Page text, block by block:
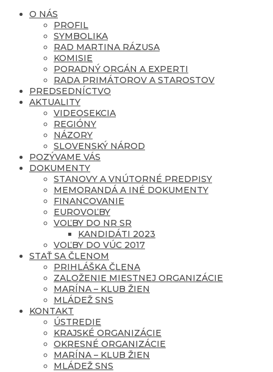
O NÁS
PROFIL
SYMBOLIKA
RAD MARTINA RÁZUSA
KOMISIE
PORADNÝ ORGÁN A EXPERTI
RADA PRIMÁTOROV A STAROSTOV
PREDSEDNÍCTVO
AKTUALITY
VIDEOSEKCIA
REGIÓNY
NÁZORY
SLOVENSKÝ NÁROD
POZÝVAME VÁS
DOKUMENTY
STANOVY A VNÚTORNÉ PREDPISY
MEMORANDÁ A INÉ DOKUMENTY
FINANCOVANIE
EUROVOĽBY
VOĽBY DO NR SR
KANDIDÁTI 2023
VOĽBY DO VÚC 2017
STAŤ SA ČLENOM
PRIHLÁŠKA ČLENA
ZALOŽENIE MIESTNEJ ORGANIZÁCIE
MARÍNA – KLUB ŽIEN
MLÁDEŽ SNS
KONTAKT
ÚSTREDIE
KRAJSKÉ ORGANIZÁCIE
OKRESNÉ ORGANIZÁCIE
MARÍNA – KLUB ŽIEN
MLÁDEŽ SNS